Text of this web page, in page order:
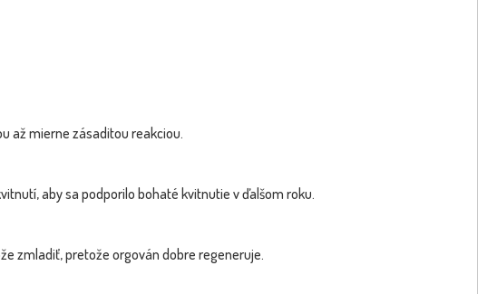
až mierne zásaditou reakciou.
aby sa podporilo bohaté kvitnutie v ďalšom roku.
zmladiť, pretože orgován dobre regeneruje.